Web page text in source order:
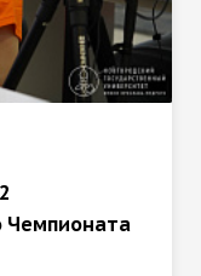
Чемпионата